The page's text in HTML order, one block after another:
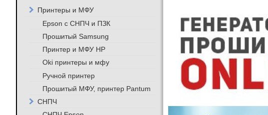
Принтеры и МФУ
Epson с СНПЧ и ПЗК
Прошитый Samsung
Принтер и МФУ HP
Oki принтеры и мфу
Ручной принтер
Прошитый МФУ, принтер Pantum
СНПЧ